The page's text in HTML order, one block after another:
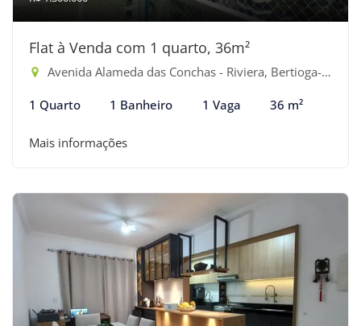
Flat à Venda com 1 quarto, 36m²
Avenida Alameda das Conchas - Riviera, Bertioga-SP
1 Quarto 1 Banheiro 1 Vaga 36 m²
Mais informações